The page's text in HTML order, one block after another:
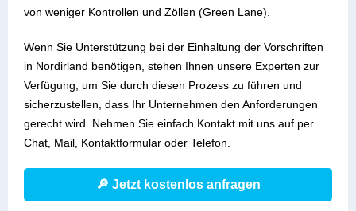
von weniger Kontrollen und Zöllen (Green Lane).
Wenn Sie Unterstützung bei der Einhaltung der Vorschriften
in Nordirland benötigen, stehen Ihnen unsere Experten zur
Verfügung, um Sie durch diesen Prozess zu führen und
sicherzustellen, dass Ihr Unternehmen den Anforderungen
gerecht wird. Nehmen Sie einfach Kontakt mit uns auf per
Chat, Mail, Kontaktformular oder Telefon.
🔎 Jetzt kostenlos anfragen